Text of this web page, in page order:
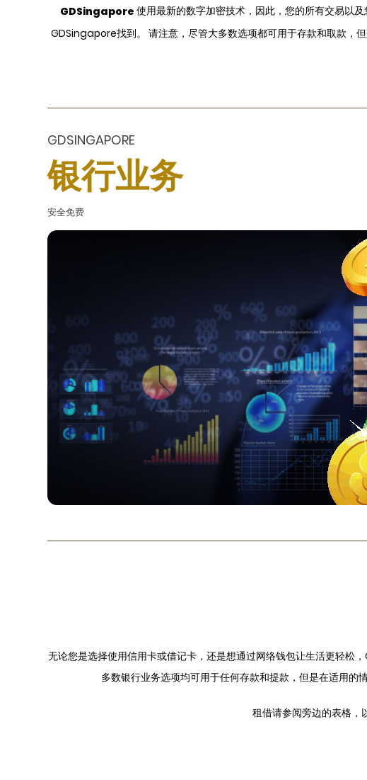
GDSingapore 使用最新的数字加密技术，因此，您的所有交易以
GDSingapore找到。 请注意，尽管大多数选项都可用于存款和取款，
GDSINGAPORE
银行业务
安全免费
无论您是选择使用信用卡或借记卡，还是想通过网络钱包让生活更轻
多数银行业务选项均可用于任何存款和提款，但是在适用的
租借请参阅旁边的表格，